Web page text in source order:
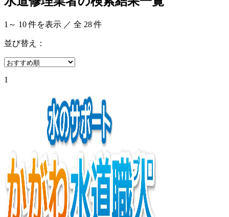
1 ～ 10 件を表示 ／ 全 28件
並び替え：
1